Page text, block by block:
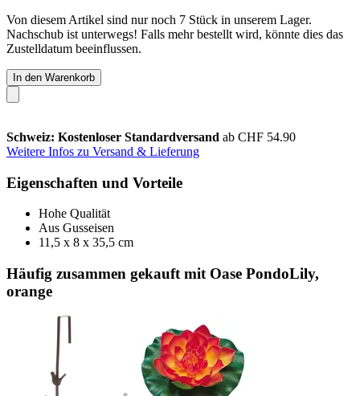
Von diesem Artikel sind nur noch 7 Stück in unserem Lager.
Nachschub ist unterwegs! Falls mehr bestellt wird, könnte dies das
Zustelldatum beeinflussen.
In den Warenkorb
Schweiz: Kostenloser Standardversand ab CHF 54.90
Weitere Infos zu Versand & Lieferung
Eigenschaften und Vorteile
Hohe Qualität
Aus Gusseisen
11,5 x 8 x 35,5 cm
Häufig zusammen gekauft mit Oase PondoLily,
orange